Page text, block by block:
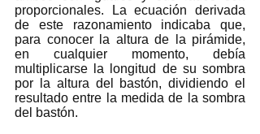
proporcionales. La ecuación derivada
de este razonamiento indicaba que,
para conocer la altura de la pirámide,
en cualquier momento, debía
multiplicarse la longitud de su sombra
por la altura del bastón, dividiendo el
resultado entre la medida de la sombra
del bastón.